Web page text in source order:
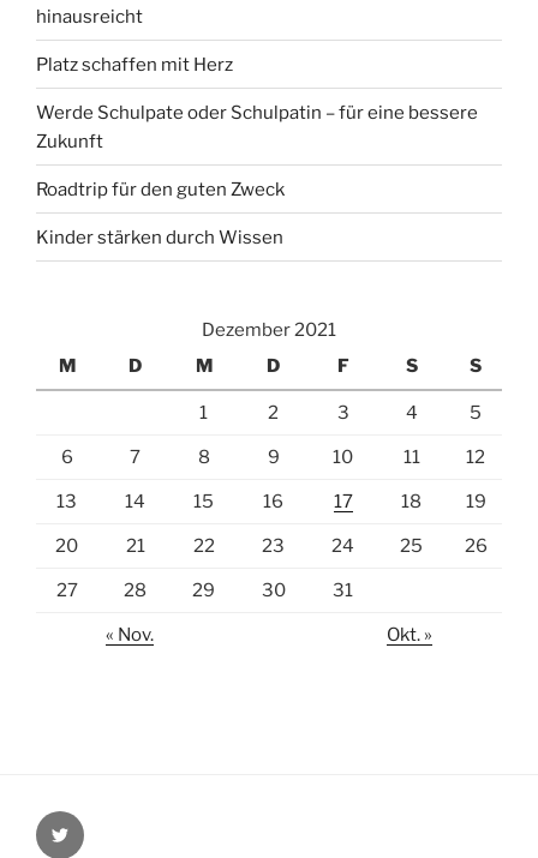
hinausreicht
Platz schaffen mit Herz
Werde Schulpate oder Schulpatin – für eine bessere
Zukunft
Roadtrip für den guten Zweck
Kinder stärken durch Wissen
Dezember 2021
M
D M D F S S
1 2 3 4 5
6 7 8 9 10 11 12
13 14 15 16 17 18 19
20 21 22 23 24 25 26
27 28 29 30 31
« Nov. Okt. »
Twitter